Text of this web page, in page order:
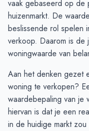
Oktober
€ 525.000
November
€ 545.000
December
€ 451.666
Januari
€ 520.000
Maart
€ 475.000
April
€ 650.000
Mei
€ 913.333
Juni
€ 835.000
vaak gebaseerd op de
huizenmarkt. De
beslissende rol spelen
verkoop. Daarom is de
woningwaarde van
Aan het denken gezet
woning te verkopen?
waardebepaling van je
hiervan is dat je een
in de huidige markt